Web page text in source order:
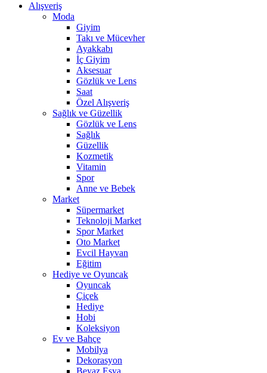
Alışveriş
Moda
Giyim
Takı ve Mücevher
Ayakkabı
İç Giyim
Aksesuar
Gözlük ve Lens
Saat
Özel Alışveriş
Sağlık ve Güzellik
Gözlük ve Lens
Sağlık
Güzellik
Kozmetik
Vitamin
Spor
Anne ve Bebek
Market
Süpermarket
Teknoloji Market
Spor Market
Oto Market
Evcil Hayvan
Eğitim
Hediye ve Oyuncak
Oyuncak
Çiçek
Hediye
Hobi
Koleksiyon
Ev ve Bahçe
Mobilya
Dekorasyon
Beyaz Eşya